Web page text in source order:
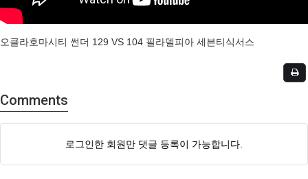
오클라호마시티 썬더 129 VS 104 필라델피아 세븐티식서스
Comments
로그인한 회원만 댓글 등록이 가능합니다.